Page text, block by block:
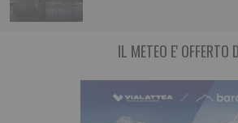
IL METEO E' OFFERTO